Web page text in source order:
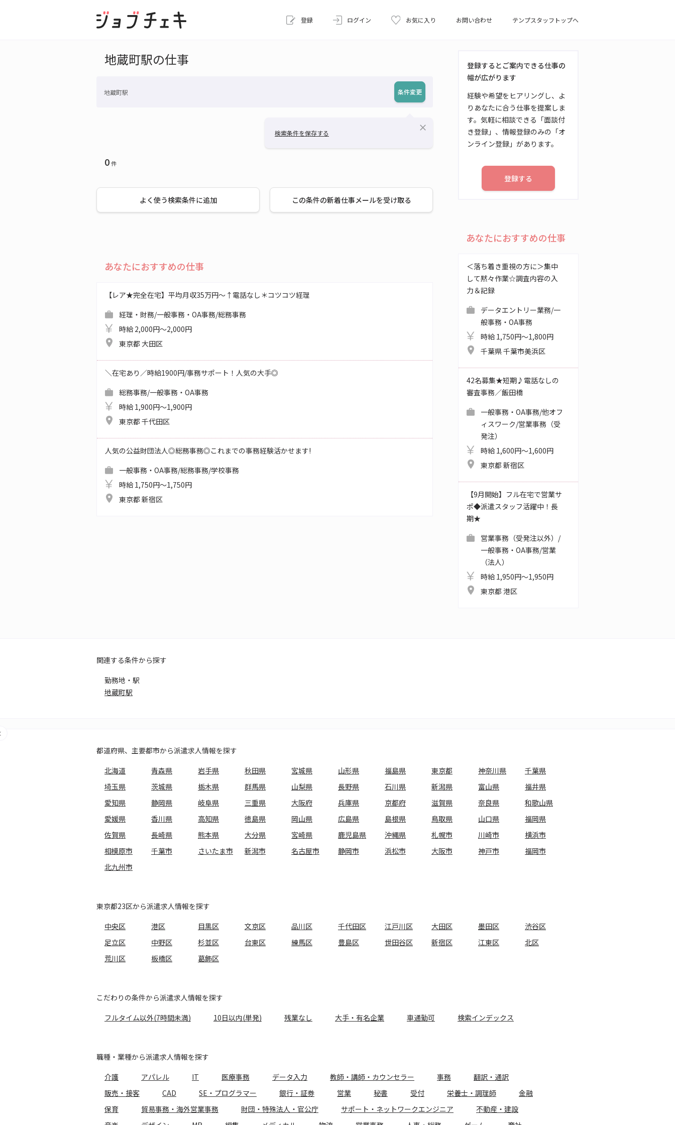
登録 ログイン お気に入り お問い合わせ テンプスタッフトップへ
地蔵町駅の仕事
地蔵町駅 条件変更
検索条件を保存する
close
0件
よく使う検索条件に追加 この条件の新着仕事メールを受け取る
あなたにおすすめの仕事
【レア★完全在宅】平均月収35万円～↑電話なし＊コツコツ経理
経理・財務/一般事務・OA事務/総務事務
時給 2,000円～2,000円
東京都 大田区
＼在宅あり／時給1900円/事務サポート！人気の大手◎
総務事務/一般事務・OA事務
時給 1,900円～1,900円
東京都 千代田区
人気の公益財団法人◎総務事務◎これまでの事務経験活かせます!
一般事務・OA事務/総務事務/学校事務
時給 1,750円～1,750円
東京都 新宿区
登録するとご案内できる仕事の
幅が広がります
経験や希望をヒアリングし、よ
りあなたに合う仕事を提案しま
す。気軽に相談できる「面談付
き登録」、情報登録のみの「オ
ンライン登録」があります。
登録する
あなたにおすすめの仕事
＜落ち着き重視の方に＞集中
して黙々作業☆調査内容の入
力＆記録
データエントリー業務/一
般事務・OA事務
時給 1,750円～1,800円
千葉県 千葉市美浜区
42名募集★短期♪電話なしの
審査事務／飯田橋
一般事務・OA事務/他オフ
ィスワーク/営業事務（受
発注）
時給 1,600円～1,600円
東京都 新宿区
【9月開始】フル在宅で営業サ
ポ◆派遣スタッフ活躍中！長
期★
営業事務（受発注以外）/
一般事務・OA事務/営業
（法人）
時給 1,950円～1,950円
東京都 港区
関連する条件から探す
勤務地・駅
地蔵町駅
都道府県、主要都市から派遣求人情報を探す
北海道
青森県 岩手県 秋田県 宮城県 山形県 福島県 東京都 神奈川県
千葉県
埼玉県
茨城県 栃木県 群馬県 山梨県 長野県 石川県 新潟県 富山県
福井県
愛知県
静岡県 岐阜県 三重県 大阪府 兵庫県 京都府 滋賀県 奈良県
和歌山県
愛媛県
香川県 高知県 徳島県 岡山県 広島県 島根県 鳥取県 山口県
福岡県
佐賀県
長崎県 熊本県 大分県 宮崎県 鹿児島県 沖縄県 札幌市 川崎市
横浜市
相模原市
千葉市 さいたま市 新潟市 名古屋市 静岡市 浜松市 大阪市 神戸市
福岡市
北九州市
東京都23区から派遣求人情報を探す
中央区
港区 目黒区 文京区 品川区 千代田区 江戸川区 大田区 墨田区
渋谷区
足立区
中野区 杉並区 台東区 練馬区 豊島区 世田谷区 新宿区 江東区
北区
荒川区
板橋区 葛飾区
こだわりの条件から派遣求人情報を探す
フルタイム以外(7時間未満)
10日以内(単発) 残業なし 大手・有名企業 車通勤可 検索インデックス
職種・業種から派遣求人情報を探す
介護
アパレル IT 医療事務 データ入力 教師・講師・カウンセラー 事務
翻訳・通訳
販売・接客
CAD SE・プログラマー 銀行・証券 営業 秘書 受付 栄養士・調理師
金融
保育
貿易事務・海外営業事務 財団・特殊法人・官公庁 サポート・ネットワークエンジニア
不動産・建設